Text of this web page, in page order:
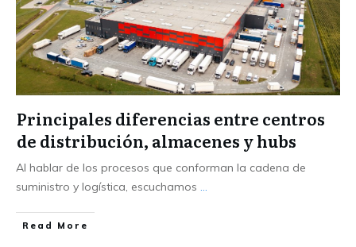
Principales diferencias entre centros
de distribución, almacenes y hubs
Al hablar de los procesos que conforman la cadena de
suministro y logística, escuchamos
Read More